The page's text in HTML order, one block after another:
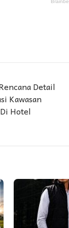
Detail
Kawasan
Hotel